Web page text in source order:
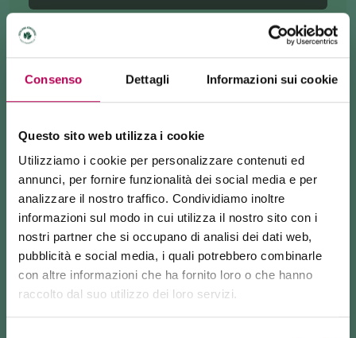
Consenso Dettagli Informazioni sui cookie
Questo sito web utilizza i cookie
Utilizziamo i cookie per personalizzare contenuti ed
annunci, per fornire funzionalità dei social media e per
analizzare il nostro traffico. Condividiamo inoltre
informazioni sul modo in cui utilizza il nostro sito con i
nostri partner che si occupano di analisi dei dati web,
pubblicità e social media, i quali potrebbero combinarle
con altre informazioni che ha fornito loro o che hanno
raccolto dal suo utilizzo dei loro servizi.
24 luglio 2026
FUNIVIA MONTE DI MEZZOCORONA CHIUSA PER LAVORI
Ci troviamo all’ ingresso del paese, in prossimità
della ciclabile e della stazione della Trento-Malè.
Ogni giorno vi proponiamo golose
ampio assortimento di brioches e dolcetti, pane
fresco di ogni tipo e serviamocaffè artigianale.
Nelle pause pranzo qui trovatepiatti velocicaldi e
freddi.
La sera inveceaperitivi con un'attenzione
particolare alla scelta di vini locali: la nostra famiglia
ha infatti anche una piccola cantina,Klinger, sulle